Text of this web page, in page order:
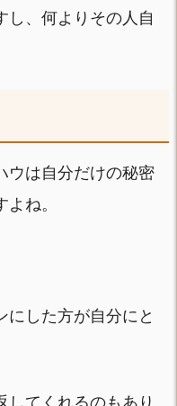
し、何よりその人自
ウは自分だけの秘密
ね。
にした方が自分にと